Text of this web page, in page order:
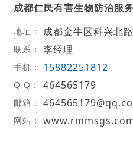
成都仁民有害生物防治服
地址： 成都金牛区科兴北
联系： 李经理
手机： 15882251812
Q Q： 464565179
邮箱：
网站：